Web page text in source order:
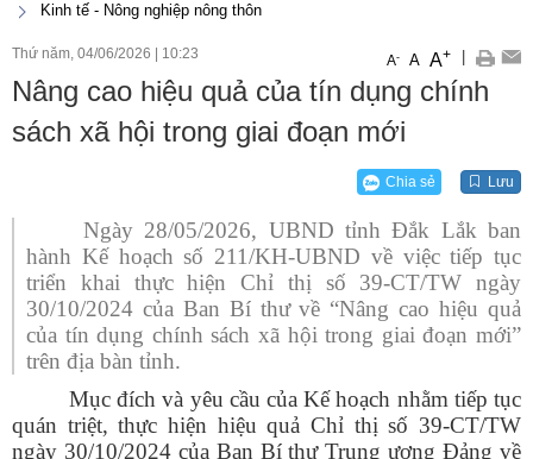
Kinh tế - Nông nghiệp nông thôn
Thứ năm, 04/06/2026 10:23 A- A A+
Nâng cao hiệu quả của tín dụng chính
sách xã hội trong giai đoạn mới
Chia sẻ Lưu
Ngày 28/05/2026, UBND tỉnh Đắk Lắk ban
hành Kế hoạch số 211/KH-UBND về việc tiếp tục
triển khai thực hiện Chỉ thị số 39-CT/TW ngày
30/10/2024 của Ban Bí thư về “Nâng cao hiệu quả
của tín dụng chính sách xã hội trong giai đoạn mới”
trên địa bàn tỉnh.
Mục đích và yêu cầu của Kế hoạch nhằm tiếp tục
quán triệt, thực hiện hiệu quả Chỉ thị số 39-CT/TW
ngày 30/10/2024 của Ban Bí thư Trung ương Đảng về